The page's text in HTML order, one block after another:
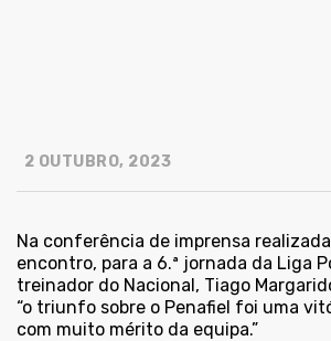
2 OUTUBRO, 2023
Na conferência de imprensa
encontro, para a 6.ª jornada da Liga
treinador do Nacional, Tiago
“o triunfo sobre o Penafiel foi uma
com muito mérito da equipa.”